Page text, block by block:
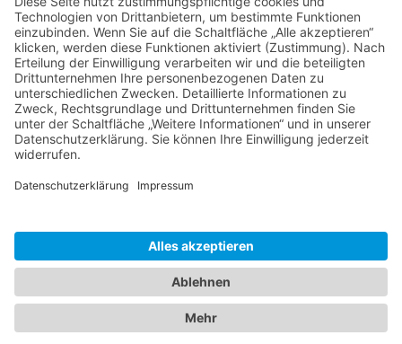
Freital Ortsteil Somsdorf
Freital Ortsteil Schweinsdorf
Freital Ortsteil Saalhausen
Freital Ortsteil Potschappel
Freital Ortsteil Pesterwitz
Freital Ortsteil Niederhäslich
Freital Ortsteil Hainsberg
Freital Ortsteil Birkigt